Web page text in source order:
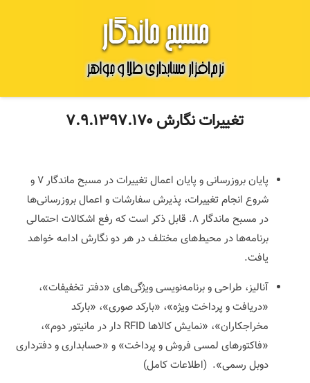
تغییرات نگارش ۷.۹.۱۳۹۷.۱۷۰
پایان بروزرسانی و پایان اعمال تغییرات در مسبح ماندگار ۷ و
شروع انجام تغییرات، پذیرش سفارشات و اعمال بروزرسانی‌ها
در مسبح ماندگار ۸. قابل ذکر است که رفع اشکالات احتمالی
برنامه‌ها در محیط‌های مختلف در هر دو نگارش ادامه خواهد
یافت.
آنالیز، طراحی و برنامه‌نویسی ویژگی‌های «دفتر تخفیفات»،
«دریافت و پرداخت ویژه»، «بارکد صوری»، «بارکد
مخراجکاران»، «نمایش کالاها RFID دار در مانیتور دوم»،
«فاکتورهای لمسی فروش و پرداخت» و «حسابداری و دفترداری
دوبل رسمی». (اطلاعات کامل)